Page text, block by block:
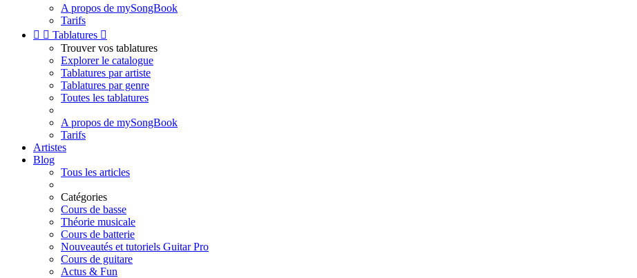
A propos de mySongBook
Tarifs
  Tablatures 
Trouver vos tablatures
Explorer le catalogue
Tablatures par artiste
Tablatures par genre
Toutes les tablatures
A propos de mySongBook
Tarifs
Artistes
Blog
Tous les articles
Catégories
Cours de basse
Théorie musicale
Cours de batterie
Nouveautés et tutoriels Guitar Pro
Cours de guitare
Actus & Fun